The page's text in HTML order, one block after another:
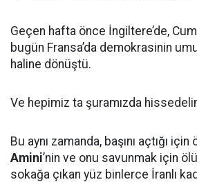
Geçen hafta önce İngiltere’de,
bugün Fransa’da demokrasinin
haline dönüştü.
Ve hepimiz ta şuramızda
Bu aynı zamanda, başını açtığı
Amini’nin ve onu savunmak için
sokağa çıkan yüz binlerce İranlı